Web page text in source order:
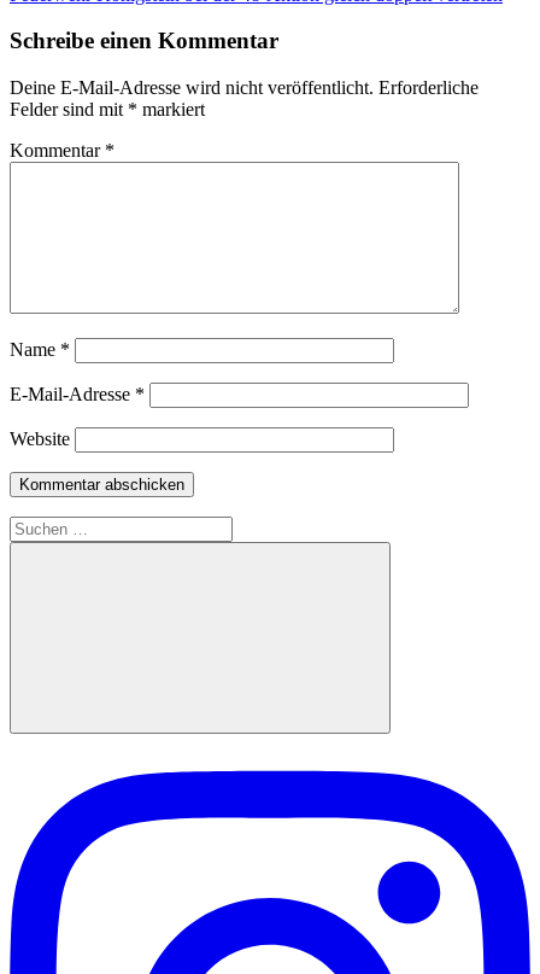
Schreibe einen Kommentar
Deine E-Mail-Adresse wird nicht veröffentlicht. Erforderliche
Felder sind mit * markiert
Kommentar *
Name *
E-Mail-Adresse *
Website
Suchen
nach:
Suchen